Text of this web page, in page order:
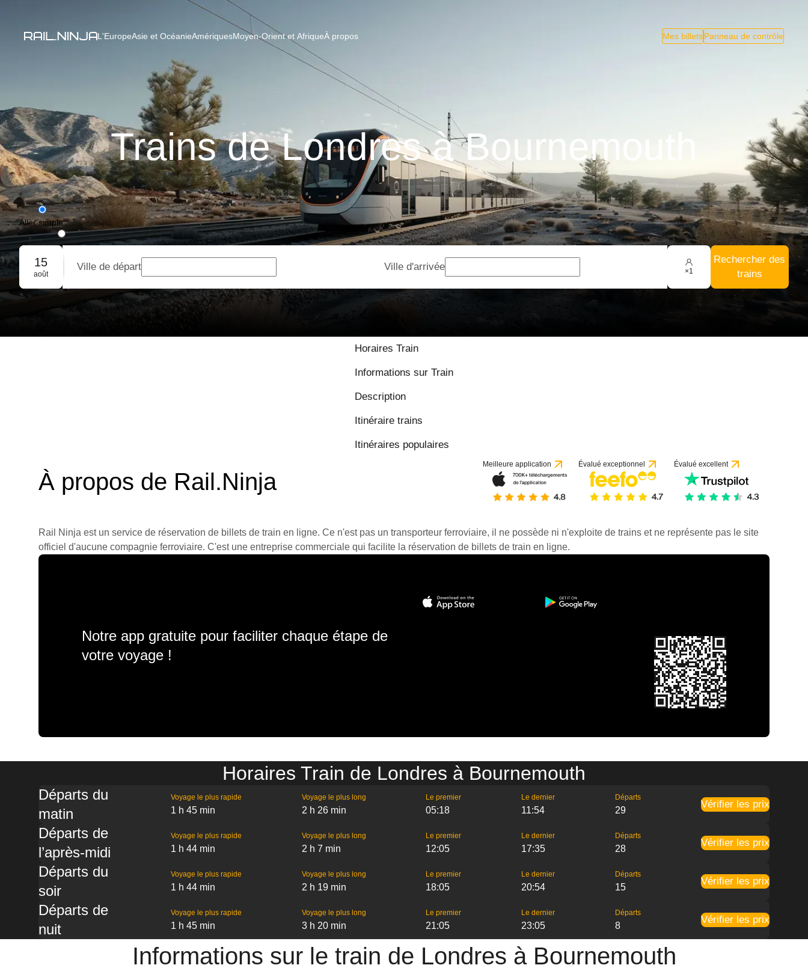
L'EuropeAsie et OcéanieAmériquesMoyen-Orient et AfriqueÀ propos Mes billetsPanneau de contrôle
Trains de Londres à Bournemouth
Aller simple
Aller-retour
Réservation de groupe
15
août
Ville de départ Ville d'arrivée ×1
Rechercher des
trains
Horaires Train
Informations sur Train
Description
Itinéraire trains
Itinéraires populaires
À propos de Rail.Ninja
Meilleure application Évalué exceptionnel Évalué excellent
Rail Ninja est un service de réservation de billets de train en ligne. Ce n'est pas un transporteur ferroviaire, il ne possède ni n'exploite de trains et ne représente pas le site
officiel d'aucune compagnie ferroviaire. C'est une entreprise commerciale qui facilite la réservation de billets de train en ligne.
Notre app gratuite pour faciliter chaque étape de
votre voyage !
Horaires Train de Londres à Bournemouth
Départs du
matin
Voyage le plus rapide
1 h 45 min
Voyage le plus long
2 h 26 min
Le premier
05:18
Le dernier
11:54
Départs
29
Vérifier les prix
Départs de
l’après-midi
Voyage le plus rapide
1 h 44 min
Voyage le plus long
2 h 7 min
Le premier
12:05
Le dernier
17:35
Départs
28
Vérifier les prix
Départs du
soir
Voyage le plus rapide
1 h 44 min
Voyage le plus long
2 h 19 min
Le premier
18:05
Le dernier
20:54
Départs
15
Vérifier les prix
Départs de
nuit
Voyage le plus rapide
1 h 45 min
Voyage le plus long
3 h 20 min
Le premier
21:05
Le dernier
23:05
Départs
8
Vérifier les prix
Informations sur le train de Londres à Bournemouth